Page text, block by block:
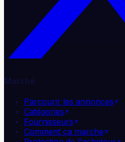
Marché
Parcourir les annonces
Catégories
Fournisseurs
Comment ça marche